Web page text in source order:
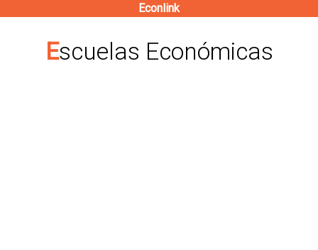
contenido
Econlink
Escuelas Económicas